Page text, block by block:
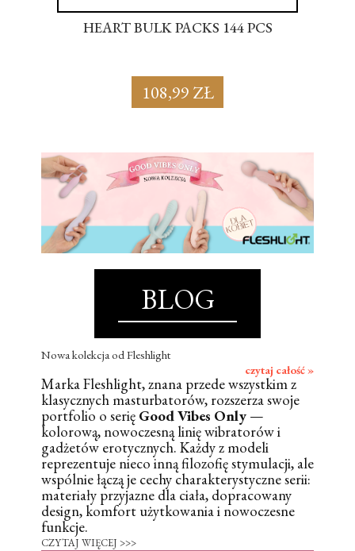
HEART BULK PACKS 144 PCS
108,99 ZŁ
BLOG
Nowa kolekcja od Fleshlight
czytaj całość »
Marka Fleshlight, znana przede wszystkim z
klasycznych masturbatorów, rozszerza swoje
portfolio o serię Good Vibes Only —
kolorową, nowoczesną linię wibratorów i
gadżetów erotycznych. Każdy z modeli
reprezentuje nieco inną filozofię stymulacji, ale
wspólnie łączą je cechy charakterystyczne serii:
materiały przyjazne dla ciała, dopracowany
design, komfort użytkowania i nowoczesne
funkcje.
CZYTAJ WIĘCEJ >>>